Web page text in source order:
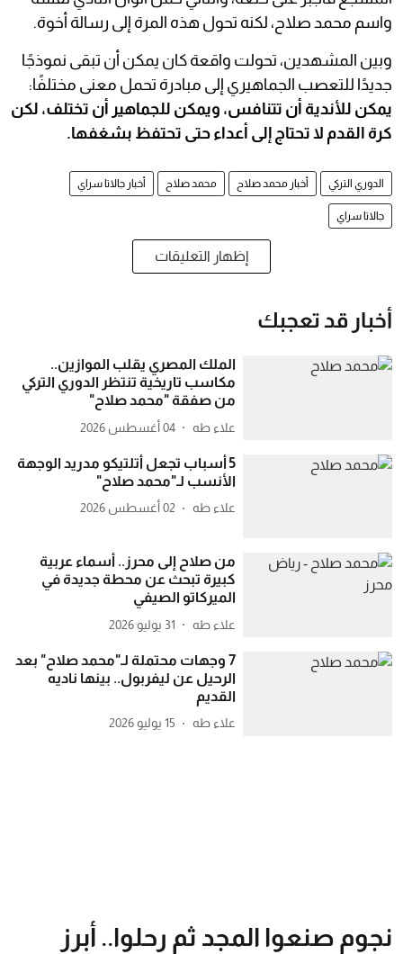
واسم محمد صلاح، لكنه تحول هذه المرة إلى رسالة أخوة.
وبين المشهدين، تحولت واقعة كان يمكن أن تبقى نموذجًا
جديدًا للتعصب الجماهيري إلى مبادرة تحمل معنى مختلفًا:
يمكن للأندية أن تتنافس، ويمكن للجماهير أن تختلف، لكن
كرة القدم لا تحتاج إلى أعداء حتى تحتفظ بشغفها.
الدوري التركي أخبار محمد صلاح محمد صلاح أخبار جالاتا سراي
جالاتا سراي
إظهار التعليقات
أخبار قد تعجبك
الملك المصري يقلب الموازين..
مكاسب تاريخية تنتظر الدوري التركي
من صفقة "محمد صلاح"
علاء طه 04 أغسطس 2026
5 أسباب تجعل أتلتيكو مدريد الوجهة
الأنسب لـ"محمد صلاح"
علاء طه 02 أغسطس 2026
من صلاح إلى محرز.. أسماء عربية
كبيرة تبحث عن محطة جديدة في
الميركاتو الصيفي
علاء طه 31 يوليو 2026
7 وجهات محتملة لـ"محمد صلاح" بعد
الرحيل عن ليفربول.. بينها ناديه
القديم
علاء طه 15 يوليو 2026
نجوم صنعوا المجد ثم رحلوا.. أبرز